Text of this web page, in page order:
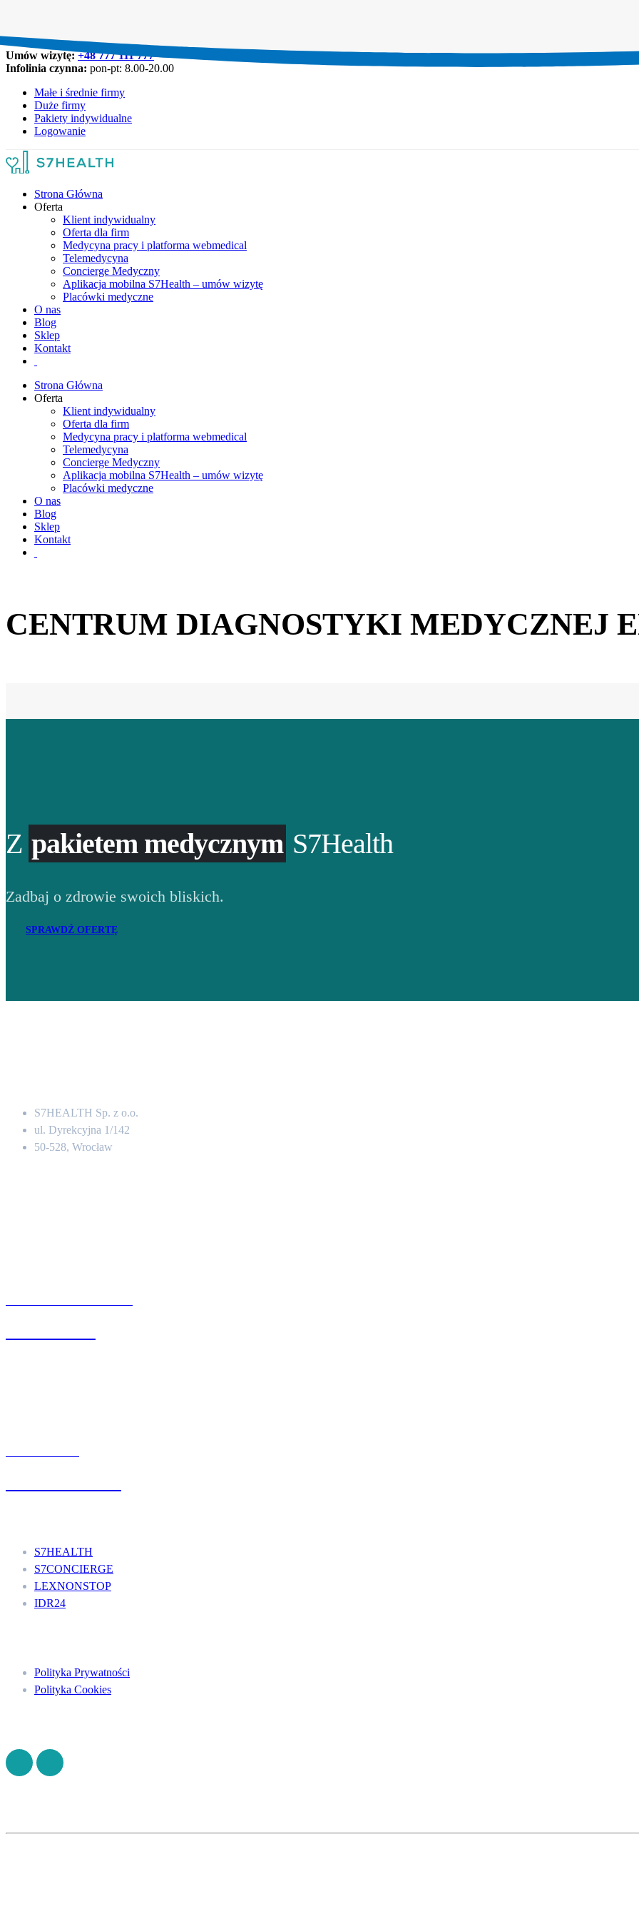
Umów wizytę:+48 777 111 777
Infolinia czynna: pon-pt: 8.00-20.00
Małe i średnie firmy
Duże firmy
Pakiety indywidualne
Logowanie
Strona Główna
Oferta
Klient indywidualny
Oferta dla firm
Medycyna pracy i platforma webmedical
Telemedycyna
Concierge Medyczny
Aplikacja mobilna S7Health – umów wizytę
Placówki medyczne
O nas
Blog
Sklep
Kontakt
Strona Główna
Oferta
Klient indywidualny
Oferta dla firm
Medycyna pracy i platforma webmedical
Telemedycyna
Concierge Medyczny
Aplikacja mobilna S7Health – umów wizytę
Placówki medyczne
O nas
Blog
Sklep
Kontakt
CENTRUM DIAGNOSTYKI MEDYCZNEJ
Z pakietem medycznym S7Health
Zadbaj o zdrowie swoich bliskich.
SPRAWDŹ OFERTĘ
S7HEALTH Sp. z o.o.
ul. Dyrekcyjna 1/142
50-528, Wrocław
S7HEALTH
S7CONCIERGE
LEXNONSTOP
IDR24
Polityka Prywatności
Polityka Cookies